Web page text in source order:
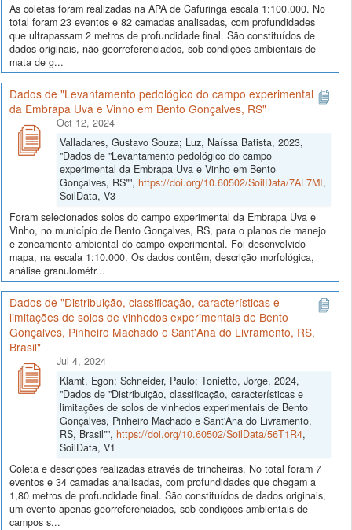
As coletas foram realizadas na APA de Cafuringa escala 1:100.000. No
total foram 23 eventos e 82 camadas analisadas, com profundidades
que ultrapassam 2 metros de profundidade final. São constituídos de
dados originais, não georreferenciados, sob condições ambientais de
mata de g...
Dados de "Levantamento pedológico do campo experimental
da Embrapa Uva e Vinho em Bento Gonçalves, RS"
Oct 12, 2024
Valladares, Gustavo Souza; Luz, Naíssa Batista, 2023,
"Dados de "Levantamento pedológico do campo
experimental da Embrapa Uva e Vinho em Bento
Gonçalves, RS"", https://doi.org/10.60502/SoilData/7AL7MI,
SoilData, V3
Foram selecionados solos do campo experimental da Embrapa Uva e
Vinho, no município de Bento Gonçalves, RS, para o planos de manejo
e zoneamento ambiental do campo experimental. Foi desenvolvido
mapa, na escala 1:10.000. Os dados contêm, descrição morfológica,
análise granulométr...
Dados de "Distribuição, classificação, características e
limitações de solos de vinhedos experimentais de Bento
Gonçalves, Pinheiro Machado e Sant'Ana do Livramento, RS,
Brasil"
Jul 4, 2024
Klamt, Egon; Schneider, Paulo; Tonietto, Jorge, 2024,
"Dados de "Distribuição, classificação, características e
limitações de solos de vinhedos experimentais de Bento
Gonçalves, Pinheiro Machado e Sant'Ana do Livramento,
RS, Brasil"", https://doi.org/10.60502/SoilData/56T1R4,
SoilData, V1
Coleta e descrições realizadas através de trincheiras. No total foram 7
eventos e 34 camadas analisadas, com profundidades que chegam a
1,80 metros de profundidade final. São constituídos de dados originais,
um evento apenas georreferenciados, sob condições ambientais de
campos s...